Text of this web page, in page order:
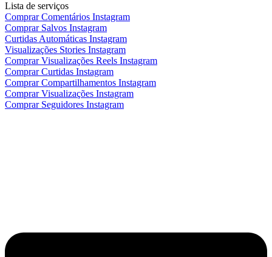
Lista de serviços
Comprar Comentários Instagram
Comprar Salvos Instagram
Curtidas Automáticas Instagram
Visualizações Stories Instagram
Comprar Visualizações Reels Instagram
Comprar Curtidas Instagram
Comprar Compartilhamentos Instagram
Comprar Visualizações Instagram
Comprar Seguidores Instagram